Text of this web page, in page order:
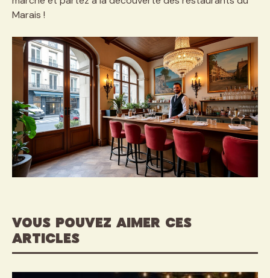
Marais !
VOUS POUVEZ AIMER CES
ARTICLES